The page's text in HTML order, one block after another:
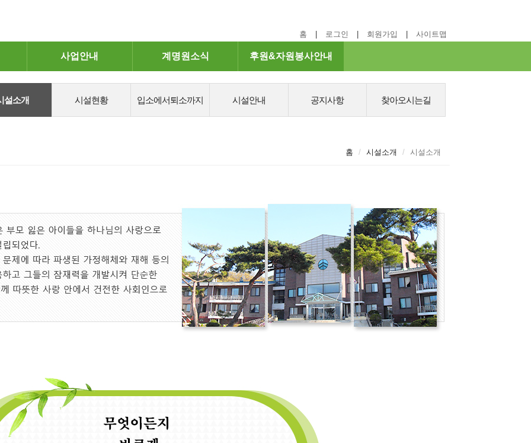
홈 로그인 회원가입 사이트맵
사업안내 계명원소식 후원&자원봉사안내
설소개 시설현황 입소에서퇴소까지 시설안내 공지사항 찾아오시는길
홈 시설소개 시설소개